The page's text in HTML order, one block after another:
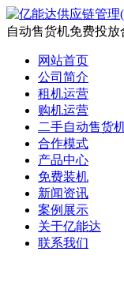
自动售货机免费投放
网站首页
公司简介
租机运营
购机运营
二手自动售货
合作模式
产品中心
免费装机
新闻资讯
案例展示
关于亿能达
联系我们